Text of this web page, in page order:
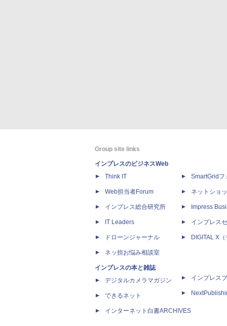
Group site links
インプレスのビジネスWeb
Think IT
Web担当者Forum
インプレス総合研究所
IT Leaders
ドローンジャーナル
ネッ担お悩み相談室
インプレスの本と雑誌
デジタルカメラマガジン
できるネット
インターネット白書ARCHIVES
SmartGridフ
ネットショ
Impress
インプレス
DIGITAL X
インプレス